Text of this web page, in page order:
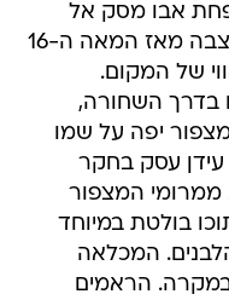
אבו מסק אל
עמרני. משפחה זו חיה באזור חצבה מאז המאה ה-16
של המקום.
בדרך השחורה,
יפה על שמו
עידן עסק בחקר
המצפור
בולטת במיוחד
המכלאה
הראמים